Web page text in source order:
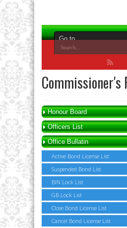
Commissioner's
Honour Board
Officers List
Office Bullatin
Active Bond License List
Suspended Bond List
BIN Lock List
GB Lock List
Close Bond License List
Cancel Bond License List